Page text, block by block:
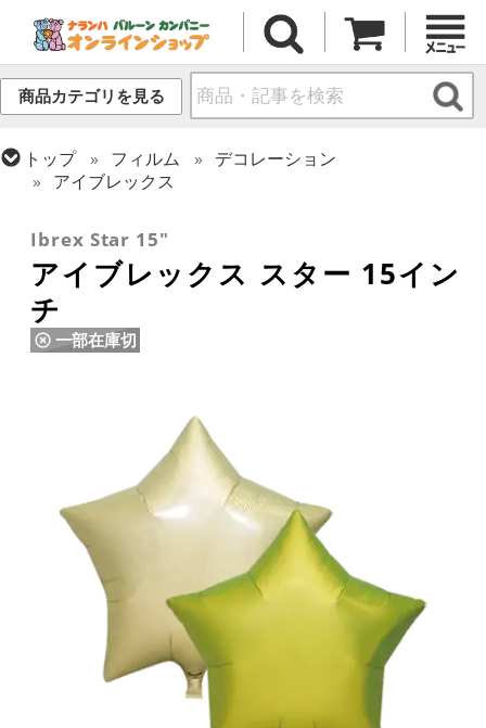
商品カテゴリを見る
トップ フィルム
デコレーション
アイブレックス
無地フィルム(ヘリウム対応)
Ibrex Star 15"
アイブレックス スター 15イン
チ
一部在庫切